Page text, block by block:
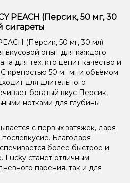
PEACH (Персик, 50 мг, 30
сигареты
(Персик, 50 мг, 30 мл)
вкусовой опыт для каждого
для тех, кто ценит качество и
крепостью 50 мг мг и объёмом
для длительного
богатый вкус Персик,
нотками для глубины
с первых затяжек, даря
Благодаря
более быстрое и
станет отличным
парения, так и для